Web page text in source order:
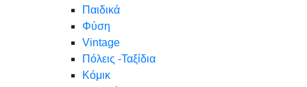
Παιδικά
Φύση
Vintage
Πόλεις -Ταξίδια
Κόμικ